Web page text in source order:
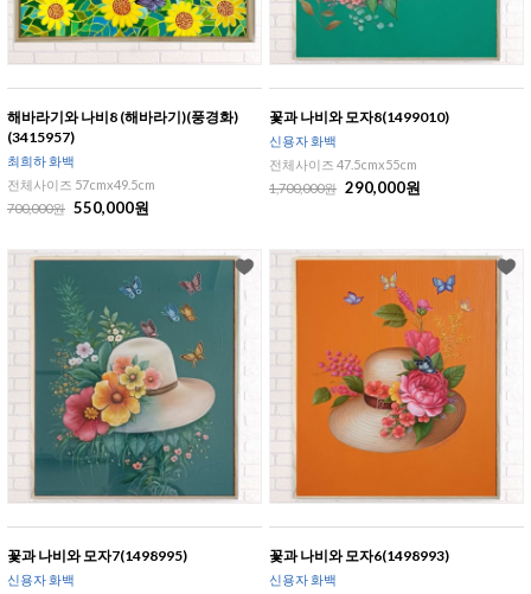
해바라기와 나비8 (해바라기)(풍경화)
(3415957)
최희하 화백
전체사이즈 57cmx49.5cm
700,000원 550,000원
꽃과 나비와 모자8(1499010)
신용자 화백
전체사이즈 47.5cmx55cm
1,700,000원 290,000원
꽃과 나비와 모자7(1498995)
신용자 화백
꽃과 나비와 모자6(1498993)
신용자 화백